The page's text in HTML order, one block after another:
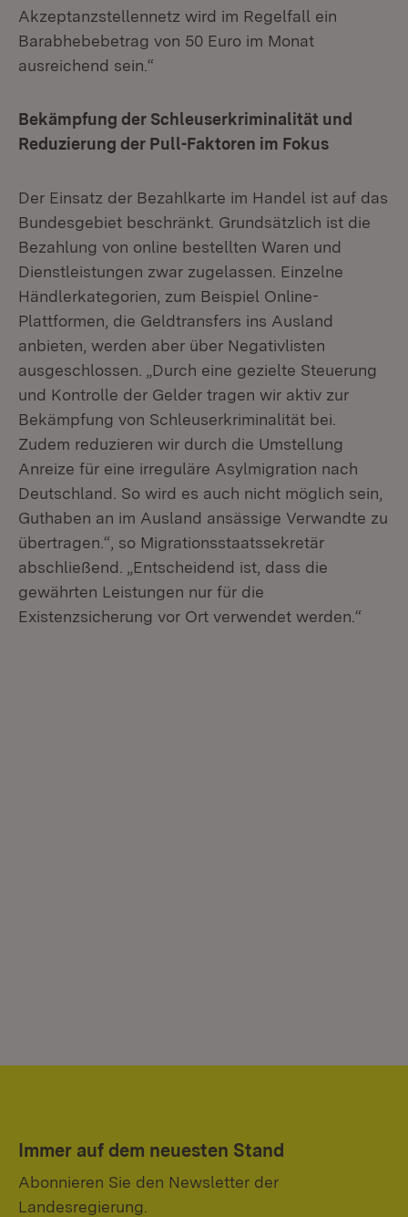
Akzeptanzstellennetz wird im Regelfall ein
Barabhebebetrag von 50 Euro im Monat
ausreichend sein.“
Bekämpfung der Schleuserkriminalität und
Reduzierung der Pull-Faktoren im Fokus
Der Einsatz der Bezahlkarte im Handel ist auf das
Bundesgebiet beschränkt. Grundsätzlich ist die
Bezahlung von online bestellten Waren und
Dienstleistungen zwar zugelassen. Einzelne
Händlerkategorien, zum Beispiel Online-
Plattformen, die Geldtransfers ins Ausland
anbieten, werden aber über Negativlisten
ausgeschlossen. „Durch eine gezielte Steuerung
und Kontrolle der Gelder tragen wir aktiv zur
Bekämpfung von Schleuserkriminalität bei.
Zudem reduzieren wir durch die Umstellung
Anreize für eine irreguläre Asylmigration nach
Deutschland. So wird es auch nicht möglich sein,
Guthaben an im Ausland ansässige Verwandte zu
übertragen.“, so Migrationsstaatssekretär
abschließend. „Entscheidend ist, dass die
gewährten Leistungen nur für die
Existenzsicherung vor Ort verwendet werden.“
Immer auf dem neuesten Stand
Abonnieren Sie den Newsletter der
Landesregierung.